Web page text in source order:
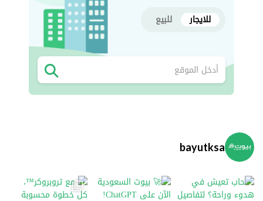
للايجار للبيع
bayutksa